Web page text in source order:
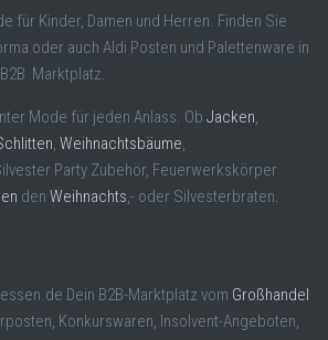
für Kinder, Damen und Herren. Finden Sie
oder auch Aldi Posten und Palettenware in
Marktplatz.
Mode für jeden Anlass. Ob Jacken
Weihnachtsbäume
Party Zubehör, Feuerwerkskörper
den Weihnachts ,- oder Silvesterbraten.
Dein B2B-Marktplatz vom Großhandel
Konkurswaren, Insolvent-Angeboten,